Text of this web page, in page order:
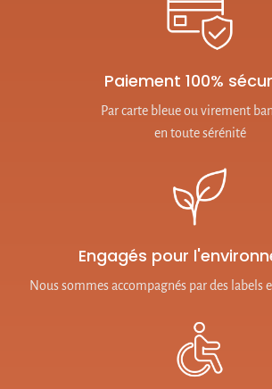
Paiement 100%
Par carte bleue ou virement
en toute sérénité
Engagés pour
Nous sommes accompagnés par des labels